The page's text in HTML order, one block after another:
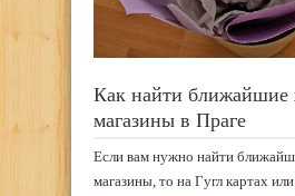
Как найти ближайшие
магазины в Праге
Если вам нужно найти
магазины, то на Гугл картах или